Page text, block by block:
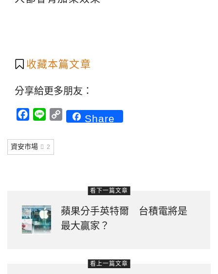
收藏本篇文章
分享給更多朋友：
Facebook
Line CopyShare
資安市場 2
看下一篇文章
蘋果分手英特爾 台積電將是
最大贏家？
看上一篇文章